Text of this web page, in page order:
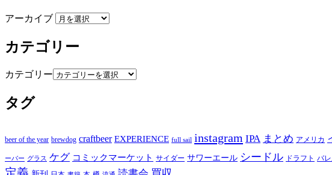
アーカイブ
カテゴリー
カテゴリー
タグ
beer of the year brewdog craftbeer EXPERIENCE full sail instagram IPA まとめ アメリカ
ーバー グラス ケグ コミックマーケット サイダー サワーエール シードル ドラフト バ